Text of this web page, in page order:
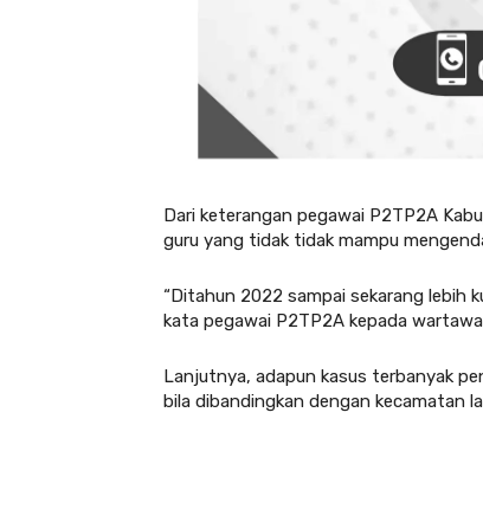
Dari keterangan pegawai P2TP2A
guru yang tidak tidak mampu
“Ditahun 2022 sampai sekarang lebih
kata pegawai P2TP2A kepada
Lanjutnya, adapun kasus terbanyak
bila dibandingkan dengan kecamatan